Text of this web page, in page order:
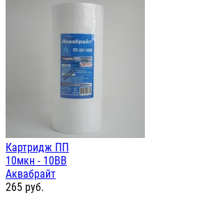
Картридж ПП
10мкн - 10ВВ
Аквабрайт
265 руб.